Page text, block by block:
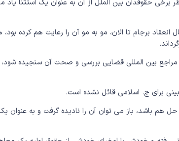
برخی حقوقدان بین الملل از آن به عنوان یک استثنا یاد
برجام تا الان، مو به مو آن را رعایت هم کرده بود،
مراجع بین المللی قضایی بررسی و صحت آن سنجیده شود،
برای ج. اسلامی قائل نشده است.
باشد، باز می توان آن را نادیده گرفت و به عنوان